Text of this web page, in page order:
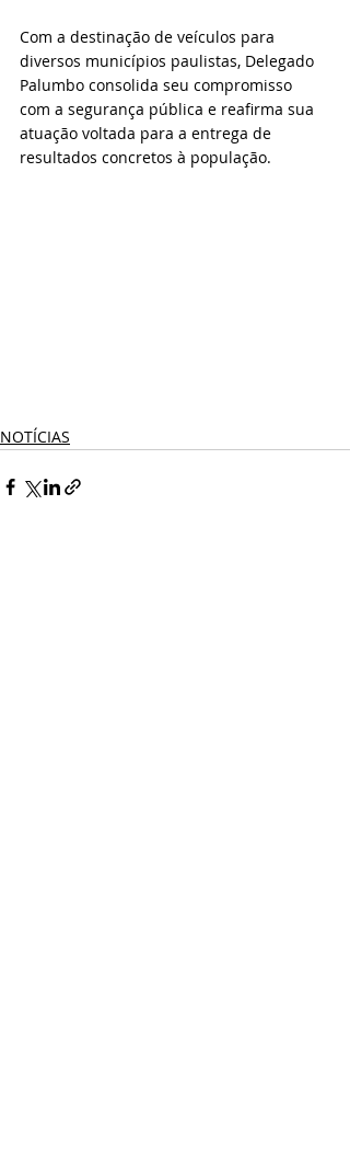
Com a destinação de veículos para
diversos municípios paulistas, Delegado
Palumbo consolida seu compromisso
com a segurança pública e reafirma sua
atuação voltada para a entrega de
resultados concretos à população.
NOTÍCIAS